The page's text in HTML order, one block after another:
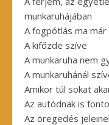
munkaruhájában
A fogpótlás ma
A kifőzde szíve
A munkaruha nem
A munkaruhánál
Amikor túl sokat
Az autódnak is
Az öregedés